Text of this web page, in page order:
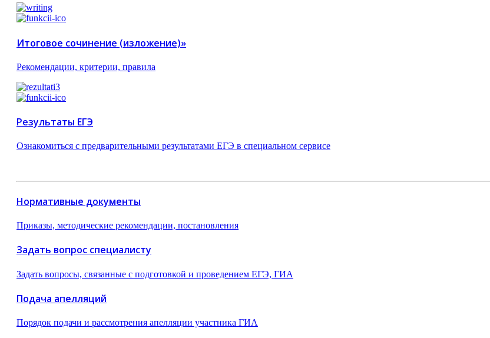
Итоговое сочинение (изложение)»
Рекомендации, критерии, правила
Результаты ЕГЭ
Ознакомиться с предварительными результатами ЕГЭ в специальном сервисе
Нормативные документы
Приказы, методические рекомендации, постановления
Задать вопрос специалисту
Задать вопросы, связанные с подготовкой и проведением ЕГЭ, ГИА
Подача апелляций
Порядок подачи и рассмотрения апелляции участника ГИА